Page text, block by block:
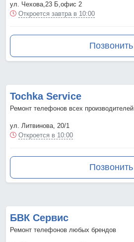
ул. Чехова,23 Б,офис 2
Откроется завтра в 10:00
Позвонить
Tochka Service
Ремонт телефонов всех производителей
ул. Литвинова, 20/1
Откроется в 10:00
Позвонить
БВК Сервис
Ремонт телефонов любых брендов